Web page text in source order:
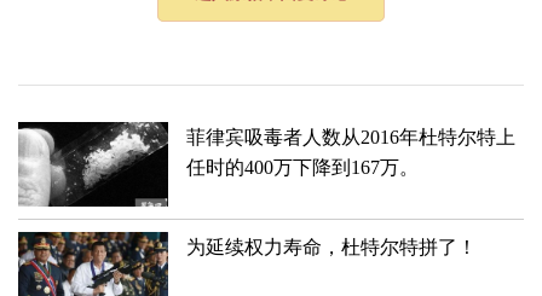
菲律宾吸毒者人数从2016年杜特尔特上
任时的400万下降到167万。
为延续权力寿命，杜特尔特拼了！